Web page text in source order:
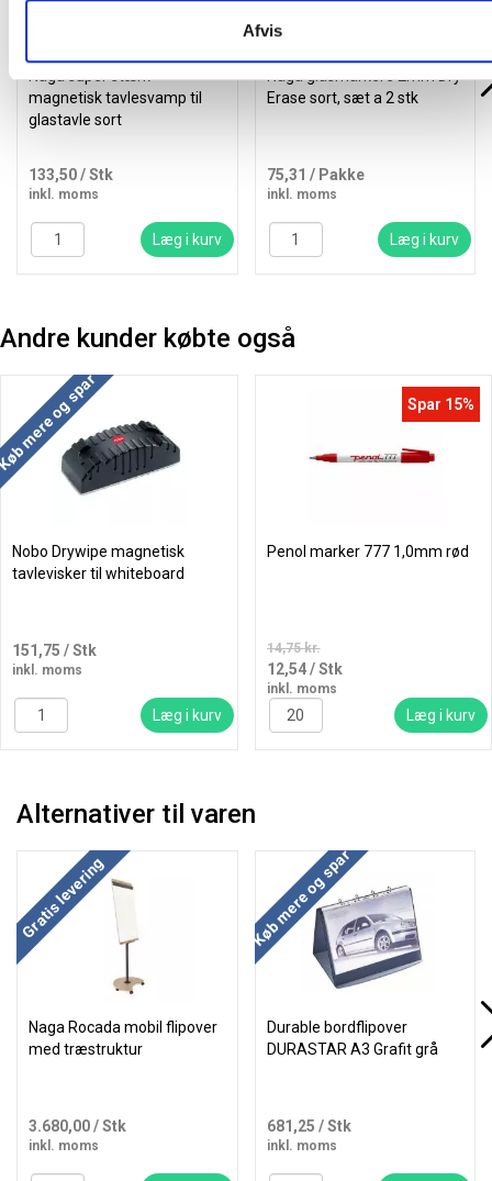
Afvis
Naga super stærk
magnetisk tavlesvamp til
glastavle sort
133,50/ Stk
inkl. moms
Læg i kurv
Naga glasmarkere 2mm Dry
Erase sort, sæt a 2 stk
75,31 / Pakke
inkl. moms
Læg i kurv
Andre kunder købte også
mere og spar
Nobo Drywipe magnetisk
tavlevisker til whiteboard
151,75 / Stk
inkl. moms
Læg i kurv
Spar 15%
Penol marker 777 1,0mm rød
14,75 kr.
12,54/ Stk
inkl. moms
Læg i kurv
Alternativer til varen
Køb mere og spar
Gratis levering
Naga Rocada mobil flipover
med træstruktur
3.680,00/ Stk
inkl. moms
Køb mere og spar
Durable bordflipover
DURASTAR A3 Grafit grå
681,25 / Stk
inkl. moms